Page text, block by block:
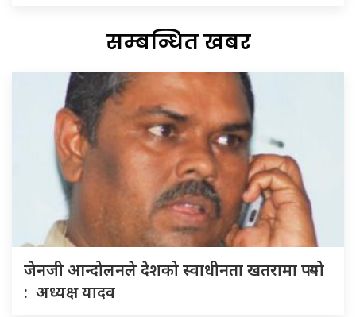
सम्बन्धित खबर
जेनजी आन्दोलनले देशको स्वाधीनता खतरामा पर्‍यो
: अध्यक्ष यादव